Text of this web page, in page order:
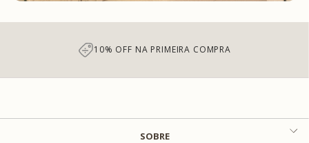
10% OFF NA PRIMEIRA COMPRA
SOBRE